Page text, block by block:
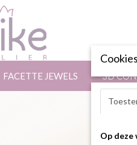
FACETTE JEWELS 3D
Op